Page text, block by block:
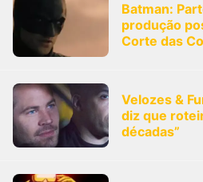
Batman:
produção
Corte das
Velozes &
diz que
décadas”